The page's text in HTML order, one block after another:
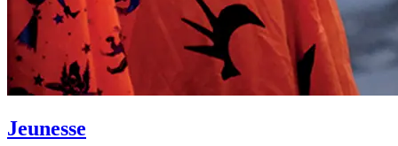
Jeunesse